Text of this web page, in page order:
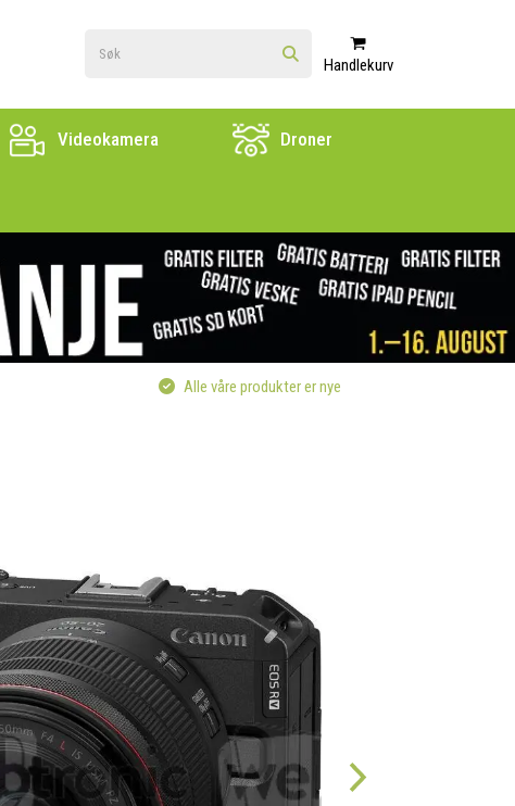
Handlekurv
Videokamera Droner
Alle våre produkter er nye